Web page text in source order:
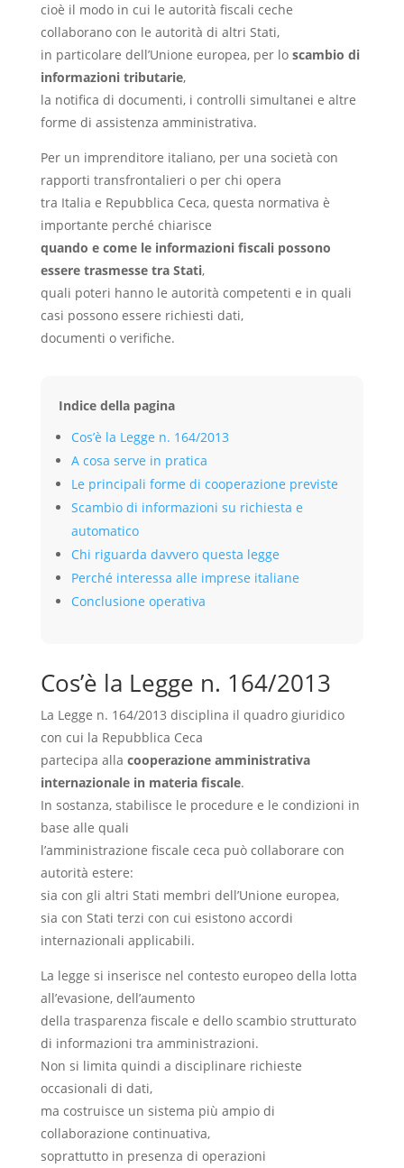
cioè il modo in cui le autorità fiscali ceche
collaborano con le autorità di altri Stati,
in particolare dell’Unione europea, per lo scambio di
informazioni tributarie,
la notifica di documenti, i controlli simultanei e altre
forme di assistenza amministrativa.
Per un imprenditore italiano, per una società con
rapporti transfrontalieri o per chi opera
tra Italia e Repubblica Ceca, questa normativa è
importante perché chiarisce
quando e come le informazioni fiscali possono
essere trasmesse tra Stati,
quali poteri hanno le autorità competenti e in quali
casi possono essere richiesti dati,
documenti o verifiche.
Indice della pagina
Cos’è la Legge n. 164/2013
A cosa serve in pratica
Le principali forme di cooperazione previste
Scambio di informazioni su richiesta e
automatico
Chi riguarda davvero questa legge
Perché interessa alle imprese italiane
Conclusione operativa
Cos’è la Legge n. 164/2013
La Legge n. 164/2013 disciplina il quadro giuridico
con cui la Repubblica Ceca
partecipa alla cooperazione amministrativa
internazionale in materia fiscale.
In sostanza, stabilisce le procedure e le condizioni in
base alle quali
l’amministrazione fiscale ceca può collaborare con
autorità estere:
sia con gli altri Stati membri dell’Unione europea,
sia con Stati terzi con cui esistono accordi
internazionali applicabili.
La legge si inserisce nel contesto europeo della lotta
all’evasione, dell’aumento
della trasparenza fiscale e dello scambio strutturato
di informazioni tra amministrazioni.
Non si limita quindi a disciplinare richieste
occasionali di dati,
ma costruisce un sistema più ampio di
collaborazione continuativa,
soprattutto in presenza di operazioni